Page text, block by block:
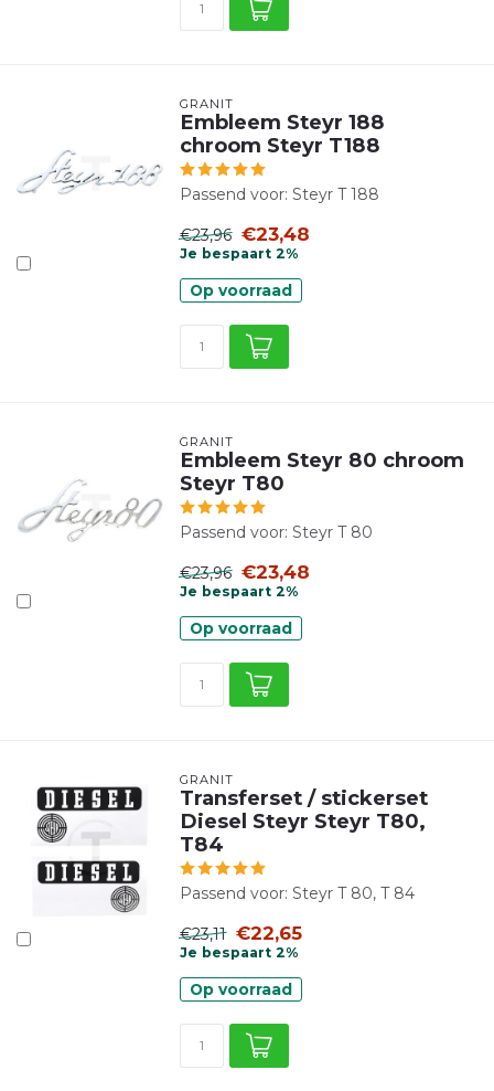
GRANIT
Embleem Steyr 188
chroom Steyr T188
Passend voor: Steyr T 188
€23,96 €23,48
Je bespaart 2%
Op voorraad
GRANIT
Embleem Steyr 80 chroom
Steyr T80
Passend voor: Steyr T 80
€23,96 €23,48
Je bespaart 2%
Op voorraad
GRANIT
Transferset / stickerset
Diesel Steyr Steyr T80,
T84
Passend voor: Steyr T 80, T 84
€23,11 €22,65
Je bespaart 2%
Op voorraad